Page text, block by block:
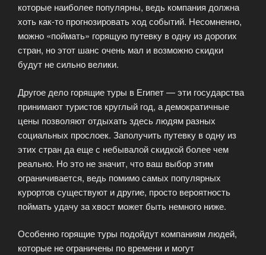
которые наиболее популярны, ведь компания должна
хоть как-то прогнозировать ход событий. Несомненно,
можно «поймать» горящую путевку в одну из дорогих
стран, но этот шанс очень мал и возможно скидки
будут не сильно велики.
Другое дело горящие туры в Египет — эти государства
принимают туристов круглый год, а демократичные
цены позволяют отдыхать здесь людям разных
социальных прослоек. Заполучить путевку в одну из
этих стран да еще с небывалой скидкой более чем
реально. Но это не значит, что ваш выбор этим
ограничивается, ведь помимо самых популярных
курортов существуют и другие, просто вероятность
поймать удачу за хвост может быть немного ниже.
Особенно горящие туры подойдут компаниям людей,
которые не ограничены по времени и могут